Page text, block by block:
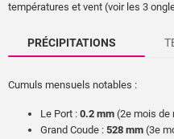
températures et vent (voir les 3
PRÉCIPITATIONS
Cumuls mensuels notables :
Le Port : 0.2 mm (2e mois de
Grand Coude : 528 mm (3e